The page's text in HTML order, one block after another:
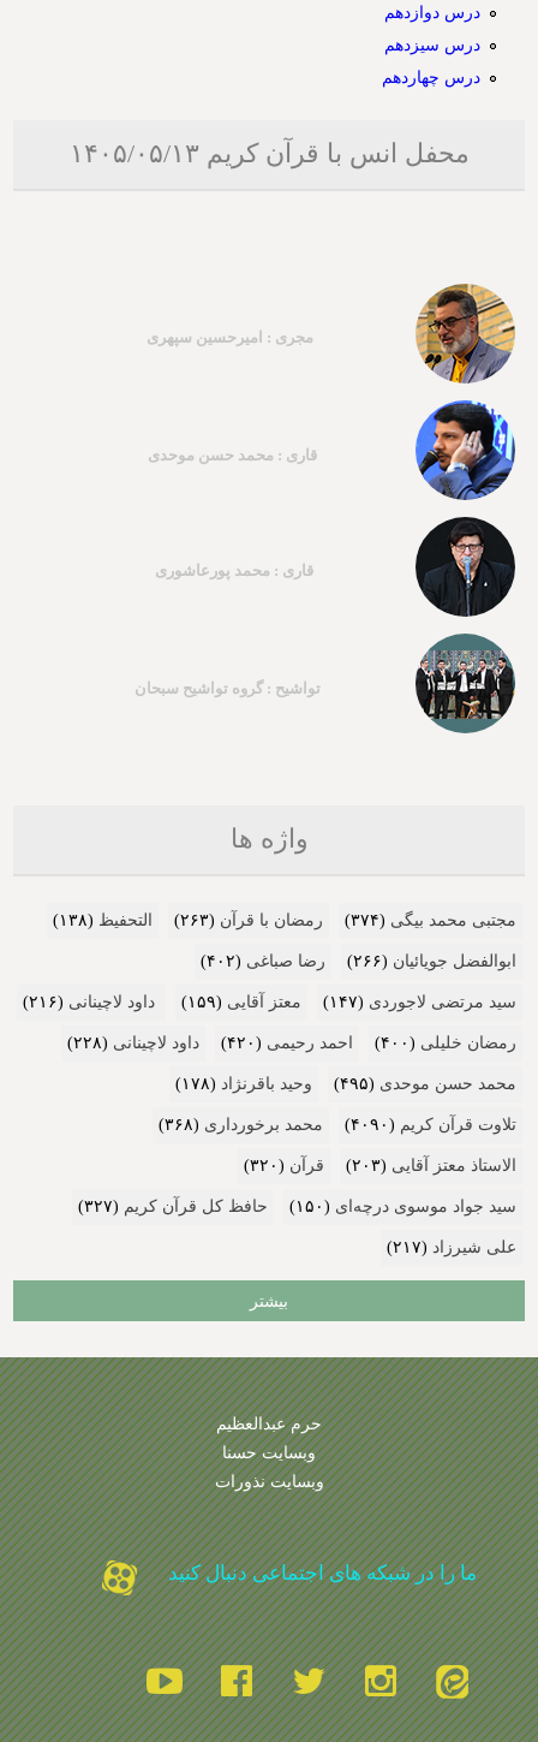
درس دوازدهم
درس سیزدهم
درس چهاردهم
محفل انس با قرآن کریم ۱۴۰۵/۰۵/۱۳
مجری : امیرحسین سپهری
قاری : محمد حسن موحدی
قاری : محمد پورعاشوری
تواشیح : گروه تواشیح سبحان
واژه ها
مجتبی محمد بیگی (۳۷۴) رمضان با قرآن (۲۶۳) التحفیظ (۱۳۸)
ابوالفضل جویائیان (۲۶۶) رضا صباغی (۴۰۲)
سید مرتضی لاجوردی (۱۴۷) معتز آقایی (۱۵۹) داود لاچینانی (۲۱۶)
رمضان خلیلی (۴۰۰) احمد رحیمی (۴۲۰) داود لاچینانی (۲۲۸)
محمد حسن موحدی (۴۹۵) وحید باقرنژاد (۱۷۸)
تلاوت قرآن کریم (۴۰۹۰) محمد برخورداری (۳۶۸)
الاستاذ معتز آقایی (۲۰۳) قرآن (۳۲۰)
سید جواد موسوی درچه‌ای (۱۵۰) حافظ کل قرآن کریم (۳۲۷)
علی شیرزاد (۲۱۷)
بیشتر
حرم عبدالعظیم
وبسایت حسنا
وبسایت نذورات
ما را در شبکه های اجتماعی دنبال کنید